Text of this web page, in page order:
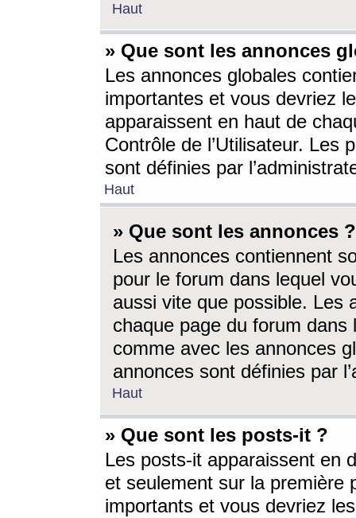
Haut
» Que sont les annonces
Les annonces globales
importantes et vous devriez
apparaissent en haut de
Contrôle de l’Utilisateur. Les
sont définies par
Haut
» Que sont les annonces ?
Les annonces contiennent
pour le forum dans lequel
aussi vite que possible. Les
chaque page du forum dans
comme avec les annonces
annonces sont définies par
Haut
» Que sont les posts-it ?
Les posts-it apparaissent en
et seulement sur la première
importants et vous devriez